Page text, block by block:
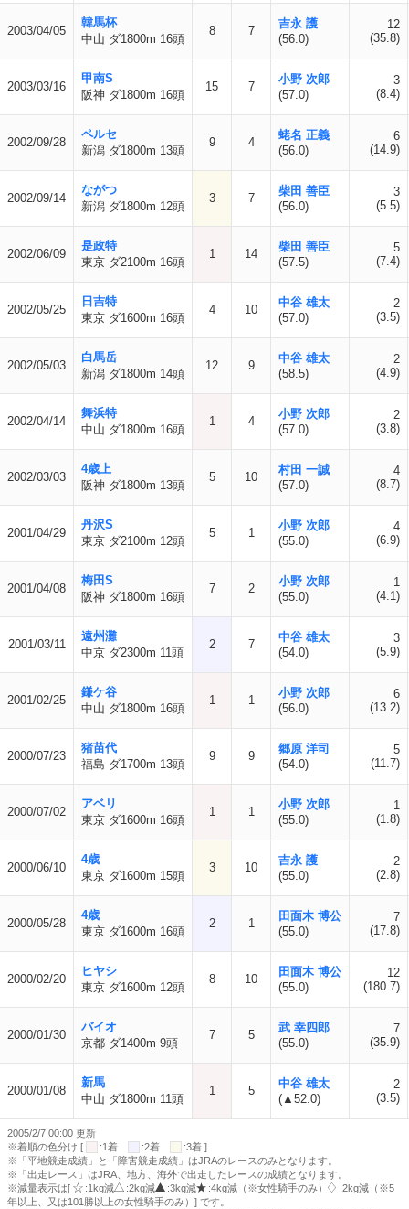
2003/04/05
韓馬杯
中山 ダ1800m 16頭
8 7
吉永 護
(56.0)
12
(35.8)
2003/03/16
甲南S
阪神 ダ1800m 16頭
15 7
小野 次郎
(57.0)
3
(8.4)
2002/09/28
ペルセ
新潟 ダ1800m 13頭
9 4
蛯名 正義
(56.0)
6
(14.9)
2002/09/14
ながつ
新潟 ダ1800m 12頭
3 7
柴田 善臣
(56.0)
3
(5.5)
2002/06/09
是政特
東京 ダ2100m 16頭
1 14
柴田 善臣
(57.5)
5
(7.4)
2002/05/25
日吉特
東京 ダ1600m 16頭
4 10
中谷 雄太
(57.0)
2
(3.5)
2002/05/03
白馬岳
新潟 ダ1800m 14頭
12 9
中谷 雄太
(58.5)
2
(4.9)
2002/04/14
舞浜特
中山 ダ1800m 16頭
1 4
小野 次郎
(57.0)
2
(3.8)
2002/03/03
4歳上
阪神 ダ1800m 13頭
5 10
村田 一誠
(57.0)
4
(8.7)
2001/04/29
丹沢S
東京 ダ2100m 12頭
5 1
小野 次郎
(55.0)
4
(6.9)
2001/04/08
梅田S
阪神 ダ1800m 16頭
7 2
小野 次郎
(55.0)
1
(4.1)
2001/03/11
遠州灘
中京 ダ2300m 11頭
2 7
中谷 雄太
(54.0)
3
(5.9)
2001/02/25
鎌ケ谷
中山 ダ1800m 16頭
1 1
小野 次郎
(56.0)
6
(13.2)
2000/07/23
猪苗代
福島 ダ1700m 13頭
9 9
郷原 洋司
(54.0)
5
(11.7)
2000/07/02
アベリ
東京 ダ1600m 16頭
1 1
小野 次郎
(55.0)
1
(1.8)
2000/06/10
4歳
東京 ダ1600m 15頭
3 10
吉永 護
(55.0)
2
(2.8)
2000/05/28
4歳
東京 ダ1600m 16頭
2 1
田面木 博公
(55.0)
7
(17.8)
2000/02/20
ヒヤシ
東京 ダ1600m 12頭
8 10
田面木 博公
(55.0)
12
(180.7)
2000/01/30
バイオ
京都 ダ1400m 9頭
7 5
武 幸四郎
(55.0)
7
(35.9)
2000/01/08
新馬
中山 ダ1800m 11頭
1 5
中谷 雄太
(▲52.0)
2
(3.5)
2005/2/7 00:00 更新
※着順の色分け [
:1着 :2着
:3着 ]
※「平地競走成績」と「障害競走成績」はJRAのレースのみとなります。
※「出走レース」はJRA、地方、海外で出走したレースの成績となります。
※減量表示は[
:1kg減 :2kg減 :3kg減 :4kg減（※女性騎手のみ）
:2kg減（※5
年以上、又は101勝以上の女性騎手のみ）] です。